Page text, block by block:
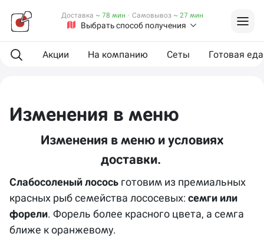
Выбрать способ получения
Доставка ~ 78 мин · Самовывоз ~ 27 мин
Акции На компанию Сеты Готовая еда
Изменения в меню
Изменения в меню и условиях
доставки.
Слабосоленый лосось готовим из премиальных
красных рыб семейства лососевых: семги или
форели. Форель более красного цвета, а семга
ближе к оранжевому.